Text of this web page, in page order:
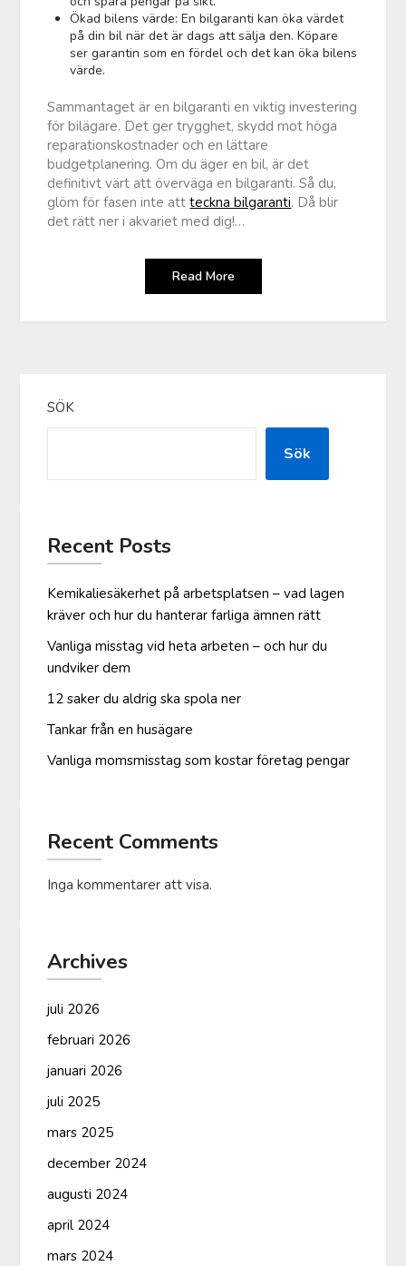
Ökad bilens värde: En bilgaranti kan öka värdet
på din bil när det är dags att sälja den. Köpare
ser garantin som en fördel och det kan öka bilens
värde.
Sammantaget är en bilgaranti en viktig investering
för bilägare. Det ger trygghet, skydd mot höga
reparationskostnader och en lättare
budgetplanering. Om du äger en bil, är det
definitivt värt att överväga en bilgaranti. Så du,
glöm för fasen inte attteckna bilgaranti. Då blir
det rätt ner i akvariet med dig!…
Read More
SÖK
Sök
Recent Posts
Kemikaliesäkerhet på arbetsplatsen – vad lagen
kräver och hur du hanterar farliga ämnen rätt
Vanliga misstag vid heta arbeten – och hur du
undviker dem
12 saker du aldrig ska spola ner
Tankar från en husägare
Vanliga moms­misstag som kostar företag pengar
Recent Comments
Inga kommentarer att visa.
Archives
juli 2026
februari 2026
januari 2026
juli 2025
mars 2025
december 2024
augusti 2024
april 2024
mars 2024